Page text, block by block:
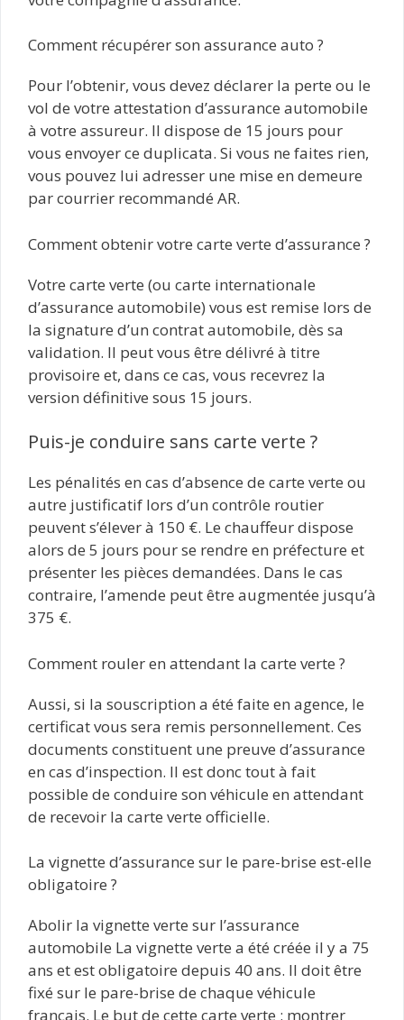
Comment récupérer son assurance auto ?
Pour l’obtenir, vous devez déclarer la perte ou le
vol de votre attestation d’assurance automobile
à votre assureur. Il dispose de 15 jours pour
vous envoyer ce duplicata. Si vous ne faites rien,
vous pouvez lui adresser une mise en demeure
par courrier recommandé AR.
Comment obtenir votre carte verte d’assurance ?
Votre carte verte (ou carte internationale
d’assurance automobile) vous est remise lors de
la signature d’un contrat automobile, dès sa
validation. Il peut vous être délivré à titre
provisoire et, dans ce cas, vous recevrez la
version définitive sous 15 jours.
Puis-je conduire sans carte verte ?
Les pénalités en cas d’absence de carte verte ou
autre justificatif lors d’un contrôle routier
peuvent s’élever à 150 €. Le chauffeur dispose
alors de 5 jours pour se rendre en préfecture et
présenter les pièces demandées. Dans le cas
contraire, l’amende peut être augmentée jusqu’à
375 €.
Comment rouler en attendant la carte verte ?
Aussi, si la souscription a été faite en agence, le
certificat vous sera remis personnellement. Ces
documents constituent une preuve d’assurance
en cas d’inspection. Il est donc tout à fait
possible de conduire son véhicule en attendant
de recevoir la carte verte officielle.
La vignette d’assurance sur le pare-brise est-elle
obligatoire ?
Abolir la vignette verte sur l’assurance
automobile La vignette verte a été créée il y a 75
ans et est obligatoire depuis 40 ans. Il doit être
fixé sur le pare-brise de chaque véhicule
français. Le but de cette carte verte : montrer